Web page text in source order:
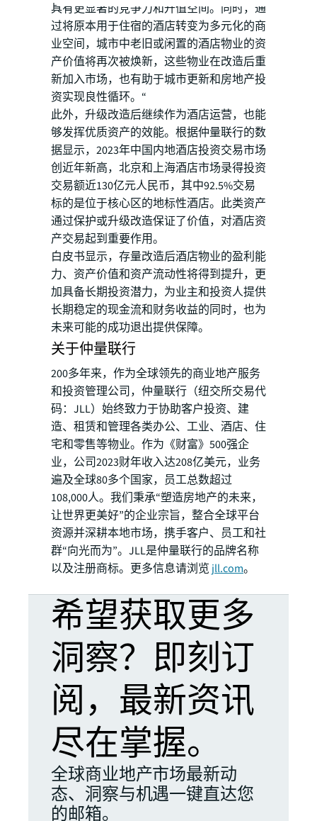
具有更显著的竞争力和升值空间。同时，通
过将原本用于住宿的酒店转变为多元化的商
业空间，城市中老旧或闲置的酒店物业的资
产价值将再次被焕新，这些物业在改造后重
新加入市场，也有助于城市更新和房地产投
资实现良性循环。“
此外，升级改造后继续作为酒店运营，也能
够发挥优质资产的效能。根据仲量联行的数
据显示，2023年中国内地酒店投资交易市场
创近年新高，北京和上海酒店市场录得投资
交易额近130亿元人民币，其中92.5%交易
标的是位于核心区的地标性酒店。此类资产
通过保护或升级改造保证了价值，对酒店资
产交易起到重要作用。
白皮书显示，存量改造后酒店物业的盈利能
力、资产价值和资产流动性将得到提升，更
加具备长期投资潜力，为业主和投资人提供
长期稳定的现金流和财务收益的同时，也为
未来可能的成功退出提供保障。
关于仲量联行
200多年来，作为全球领先的商业地产服务
和投资管理公司，仲量联行（纽交所交易代
码：JLL）始终致力于协助客户投资、建
造、租赁和管理各类办公、工业、酒店、住
宅和零售等物业。作为《财富》500强企
业，公司2023财年收入达208亿美元，业务
遍及全球80多个国家，员工总数超过
108,000人。我们秉承“塑造房地产的未来，
让世界更美好”的企业宗旨，整合全球平台
资源并深耕本地市场，携手客户、员工和社
群“向光而为”。JLL是仲量联行的品牌名称
以及注册商标。更多信息请浏览 jll.com。
希望获取更多
洞察？即刻订
阅，最新资讯
尽在掌握。
全球商业地产市场最新动
态、洞察与机遇一键直达您
的邮箱。